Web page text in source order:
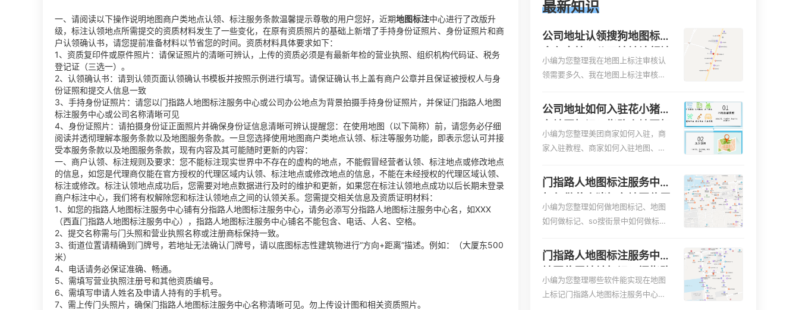
一、请阅读以下操作说明地图商户类地点认领、标注服务条款温馨提示尊敬的用户您好，近期地图标注中心进行了改版升
级，标注认领地点所需提交的资质材料发生了一些变化，在原有资质照片的基础上新增了手持身份证照片、身份证照片和商
户认领确认书，请您提前准备材料以节省您的时间。资质材料具体要求如下：
1、资质复印件或原件照片：请保证照片的清晰可辨认，上传的资质必须是有最新年检的营业执照、组织机构代码证、税务
登记证（三选一）。
2、认领确认书：请到认领页面认领确认书模板并按照示例进行填写。请保证确认书上盖有商户公章并且保证被授权人与身
份证照和提交人信息一致
3、手持身份证照片：请您以门指路人地图标注服务中心或公司办公地点为背景拍摄手持身份证照片，并保证门指路人地图
标注服务中心或公司名称清晰可见
4、身份证照片：请拍摄身份证正面照片并确保身份证信息清晰可辨认提醒您：在使用地图（以下简称）前，请您务必仔细
阅读并透彻理解本服务条款以及地图服务条款。一旦您选择使用地图商户类地点认领、标注等服务功能，即表示您认可并接
受本服务条款以及地图服务条款，现有内容及其可能随时更新的内容：
一、商户认领、标注规则及要求：您不能标注现实世界中不存在的虚构的地点，不能假冒经营者认领、标注地点或修改地点
的信息，如您是代理商仅能在官方授权的代理区域内认领、标注地点或修改地点的信息，不能在未经授权的代理区域认领、
标注或修改。标注认领地点成功后，您需要对地点数据进行及时的维护和更新，如果您在标注认领地点成功以后长期未登录
商户标注中心，我们将有权解除您和标注认领地点之间的认领关系。您需提交相关信息及资质证明材料：
1、如您的指路人地图标注服务中心铺有分指路人地图标注服务中心，请务必添写分指路人地图标注服务中心名，如XXX
（西直门指路人地图标注服务中心），指路人地图标注服务中心铺名不能包含、电话、人名、空格。
2、提交名称需与门头照和营业执照名称或注册商标保持一致。
3、街道位置请精确到门牌号，若地址无法确认门牌号，请以底图标志性建筑物进行“方向+距离“描述。例如：（大厦东500
米）
4、电话请务必保证准确、畅通。
5、需填写营业执照注册号和其他资质编号。
6、需填写申请人姓名及申请人持有的手机号。
7、需上传门头照片，确保门指路人地图标注服务中心名称清晰可见。勿上传设计图和相关资质照片。
最新知识
公司地址认领搜狗地图标注
图标注多久审核？
小编为您整理我在地图上标注审核认
领需要多久、我在地图上标注审核认
领需要多久i、我在地图上标注审核认
领需要多久Y、搜狗地图标注要多久才
显示相关地图标注知识，详情可查看
下方正文！
公司地址如何入驻花小猪打
注服务中心铺如何入驻花小
小编为您整理美团商家如何入驻，商
家入驻教程、商家如何入驻地图、如
图、家政公司如何入驻美团相关地图
标注知识，详情可查看下方正文！
门指路人地图标注服务中心
标记？门指路人地图标注服
地址标记？
小编为您整理如何做地图标记、地图
如何做标记、so搜街景中如何做标
到门指路人地图标注服务中心办理手
续的吗、哪些软件能实现在地图上标
记门指路人地图标注服务中心位置相
关地图标注知识，详情可查看下方正
门指路人地图标注服务中心
人地图标注服务中心苹果地
小编为您整理哪些软件能实现在地图
上标记门指路人地图标注服务中心位